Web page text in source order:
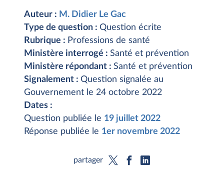
Auteur : M. Didier Le Gac
Type de question : Question écrite
Rubrique : Professions de santé
Ministère interrogé : Santé et prévention
Ministère répondant : Santé et prévention
Signalement : Question signalée au
Gouvernement le 24 octobre 2022
Dates :
Question publiée le 19 juillet 2022
Réponse publiée le 1er novembre 2022
partager